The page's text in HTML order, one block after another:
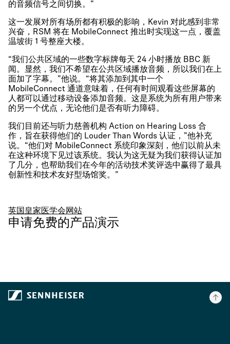
的音频信号之间切换。”
这一发展对所有场所都有积极的影响，Kevin 对此感到非常
兴奋，RSM 将在 MobileConnect 推出时实现这一点，覆盖
温坡街 1 号整座大楼。
“我们公共区域的一些数字标牌每天 24 小时播放 BBC 新
闻。显然，我们不希望在公共区域播放音频，所以我们在上
面加了字幕。”他说。“将其添加到其中一个
MobileConnect 通道意味着，任何有时间观看这些屏幕的
人都可以通过移动设备添加音频。这是系统为所有用户带来
的另一个优点，无论他们是否有听力障碍。
我们目前还与听力慈善机构 Action on Hearing Loss 合
作，旨在获得他们的 Louder Than Words 认证，”他补充
说。“他们对 MobileConnect 系统印象深刻，他们以前从未
在这种环境下见过该系统。我认为这无疑为我们获得认证加
了几分，也帮助我们在今年的活动技术奖评选中赢得了最具
创新性和技术友好型场馆奖。”
英国皇家医学会网站
申请免费的产品演示